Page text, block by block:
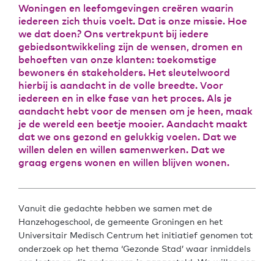
Woningen en leefomgevingen creëren waarin
iedereen zich thuis voelt. Dat is onze missie. Hoe
we dat doen? Ons vertrekpunt bij iedere
gebiedsontwikkeling zijn de wensen, dromen en
behoeften van onze klanten: toekomstige
bewoners én stakeholders. Het sleutelwoord
hierbij is aandacht in de volle breedte. Voor
iedereen en in elke fase van het proces. Als je
aandacht hebt voor de mensen om je heen, maak
je de wereld een beetje mooier. Aandacht maakt
dat we ons gezond en gelukkig voelen. Dat we
willen delen en willen samenwerken. Dat we
graag ergens wonen en willen blijven wonen.
Vanuit die gedachte hebben we samen met de
Hanzehogeschool, de gemeente Groningen en het
Universitair Medisch Centrum het initiatief genomen tot
onderzoek op het thema ‘Gezonde Stad’ waar inmiddels